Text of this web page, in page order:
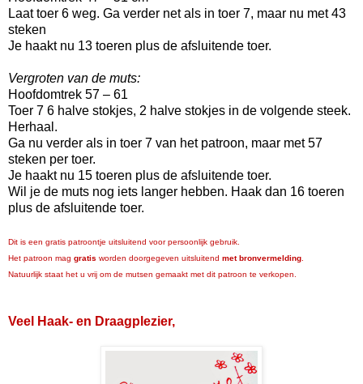
Laat toer 6 weg. Ga verder net als in toer 7, maar nu met 43
steken
Je haakt nu 13 toeren plus de afsluitende toer.
Vergroten van de muts:
Hoofdomtrek 57 – 61
Toer 7 6 halve stokjes, 2 halve stokjes in de volgende steek.
Herhaal.
Ga nu verder als in toer 7 van het patroon, maar met 57
steken per toer.
Je haakt nu 15 toeren plus de afsluitende toer.
Wil je de muts nog iets langer hebben. Haak dan 16 toeren
plus de afsluitende toer.
Dit is een gratis patroontje uitsluitend voor persoonlijk gebruik.
Het patroon mag gratis worden doorgegeven uitsluitend met bronvermelding
Natuurlijk staat het u vrij om de mutsen gemaakt met dit patroon te verkopen.
Veel Haak- en Draagplezier,